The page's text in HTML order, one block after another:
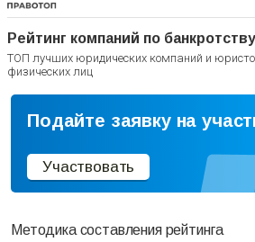
Рейтинг компаний по
ТОП лучших юридических компаний и
физических лиц
Подайте заявку на
Участвовать
Методика составления рейтинга